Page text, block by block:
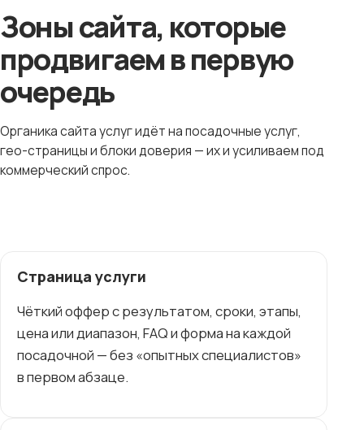
Зоны сайта, которые
продвигаем в первую
очередь
Органика сайта услуг идёт на посадочные услуг,
гео-страницы и блоки доверия — их и усиливаем под
коммерческий спрос.
Страница услуги
Чёткий оффер с результатом, сроки, этапы,
цена или диапазон, FAQ и форма на каждой
посадочной — без «опытных специалистов»
в первом абзаце.